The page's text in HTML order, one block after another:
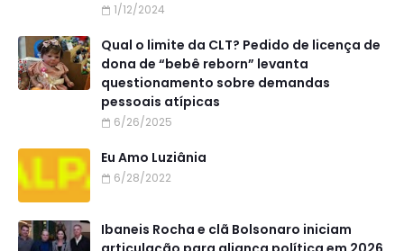
1/12/2024
Qual o limite da CLT? Pedido de licença de
dona de “bebê reborn” levanta
questionamento sobre demandas
pessoais atípicas
6/26/2025
Eu Amo Luziânia
6/28/2022
Ibaneis Rocha e clã Bolsonaro iniciam